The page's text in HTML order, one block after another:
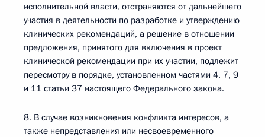
исполнительной власти, отстраняются от дальнейшего
участия в деятельности по разработке и утверждению
клинических рекомендаций, а решение в отношении
предложения, принятого для включения в проект
клинической рекомендации при их участии, подлежит
пересмотру в порядке, установленном частями 4, 7, 9
и 11 статьи 37 настоящего Федерального закона.
8. В случае возникновения конфликта интересов, а
также непредставления или несвоевременного